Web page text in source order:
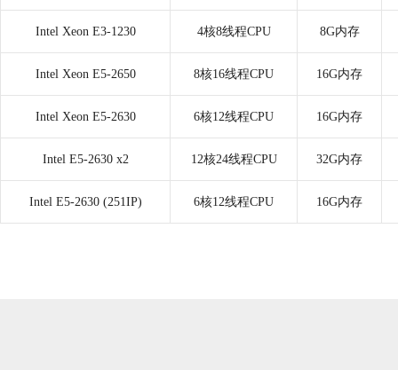
Intel Xeon E3-1230 4核8线程CPU 8G内存
Intel Xeon E5-2650 8核16线程CPU 16G内存
Intel Xeon E5-2630 6核12线程CPU 16G内存
Intel E5-2630 x2 12核24线程CPU 32G内存
Intel E5-2630 (251IP) 6核12线程CPU 16G内存